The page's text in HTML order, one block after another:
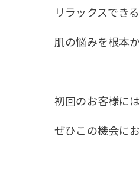
リラックスでき
肌の悩みを根本
初回のお客様に
ぜひこの機会に